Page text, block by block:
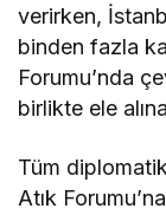
verirken,
binden fazla
Forumu’nda
birlikte ele
Tüm
Atık